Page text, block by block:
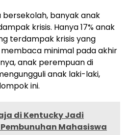
banyak anak
krisis. Hanya 17% anak
terdampak krisis yang
minimal pada akhir
anak perempuan di
anak laki-laki,
ini.
di Kentucky Jadi
Mahasiswa